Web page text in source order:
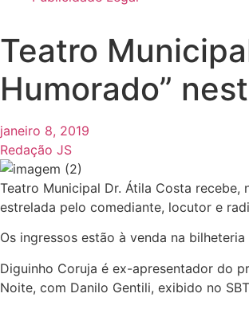
Teatro
Humorado”
janeiro 8, 2019
Redação JS
Teatro Municipal Dr. Átila Costa recebe,
estrelada pelo comediante, locutor e
Os ingressos estão à venda na
Diguinho Coruja é ex-apresentador do
Noite, com Danilo Gentili, exibido no